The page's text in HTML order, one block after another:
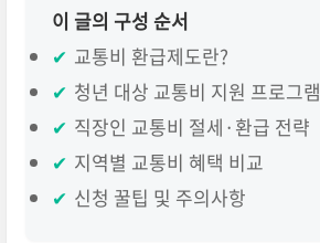
이 글의 구성 순서
✔ 교통비 환급제도란?
✔ 청년 대상 교통비 지원 프로그램
✔ 직장인 교통비 절세·환급 전략
✔ 지역별 교통비 혜택 비교
✔ 신청 꿀팁 및 주의사항